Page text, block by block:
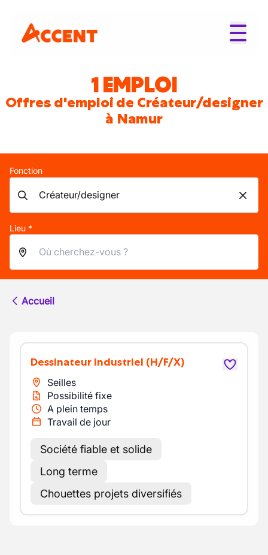
1 EMPLOI
Offres d'emploi de Créateur/designer
à Namur
Fonction
Lieu *
Accueil
Dessinateur industriel (H/F/X)
Seilles
Possibilité fixe
A plein temps
Travail de jour
Société fiable et solide
Long terme
Chouettes projets diversifiés